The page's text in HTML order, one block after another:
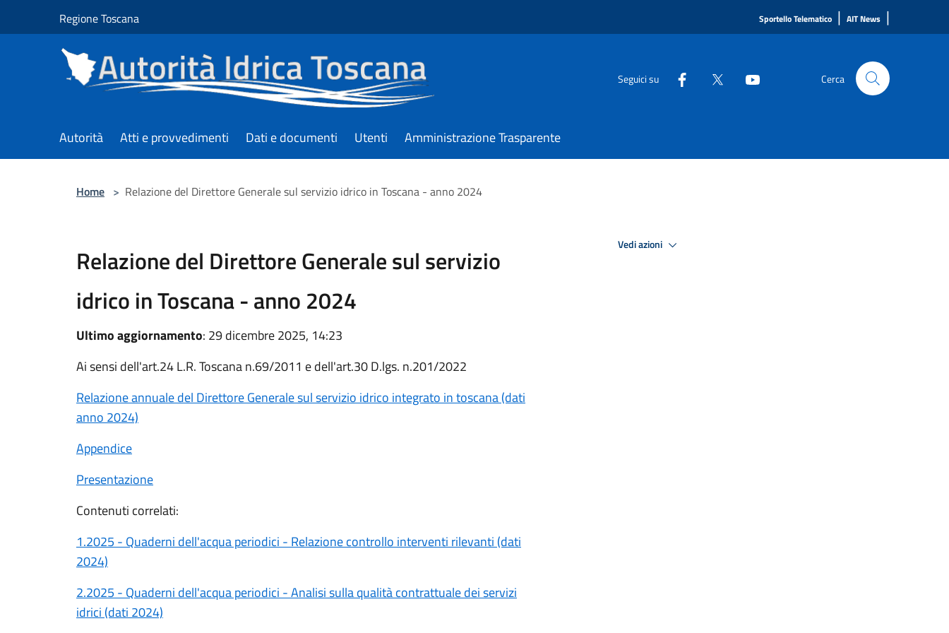
Regione Toscana Sportello Telematico | AIT News |
Seguici su Cerca
Autorità Atti e provvedimenti Dati e documenti Utenti Amministrazione Trasparente
Home > Relazione del Direttore Generale sul servizio idrico in Toscana - anno 2024
Relazione del Direttore Generale sul servizio
idrico in Toscana - anno 2024
Ultimo aggiornamento: 29 dicembre 2025, 14:23
Ai sensi dell'art.24 L.R. Toscana n.69/2011 e dell'art.30 D.lgs. n.201/2022
Relazione annuale del Direttore Generale sul servizio idrico integrato in toscana (dati
anno 2024)
Appendice
Presentazione
Contenuti correlati:
1.2025 - Quaderni dell'acqua periodici - Relazione controllo interventi rilevanti (dati
2024)
2.2025 - Quaderni dell'acqua periodici - Analisi sulla qualità contrattuale dei servizi
idrici (dati 2024)
Vedi azioni